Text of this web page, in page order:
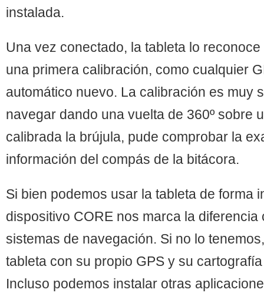
instalada.
Una vez conectado, la tableta lo
una primera calibración, como cualquier
automático nuevo. La calibración es muy
navegar dando una vuelta de 360º sobre
calibrada la brújula, pude comprobar la
información del compás de la bitácora.
Si bien podemos usar la tableta de forma
dispositivo CORE nos marca la diferencia
sistemas de navegación. Si no lo
tableta con su propio GPS y su
Incluso podemos instalar otras